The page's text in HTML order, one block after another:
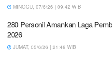
MINGGU, 07/6/26 | 09:42 WIB
280 Personil Amankan Laga
2026
JUMAT, 05/6/26 | 21:48 WIB